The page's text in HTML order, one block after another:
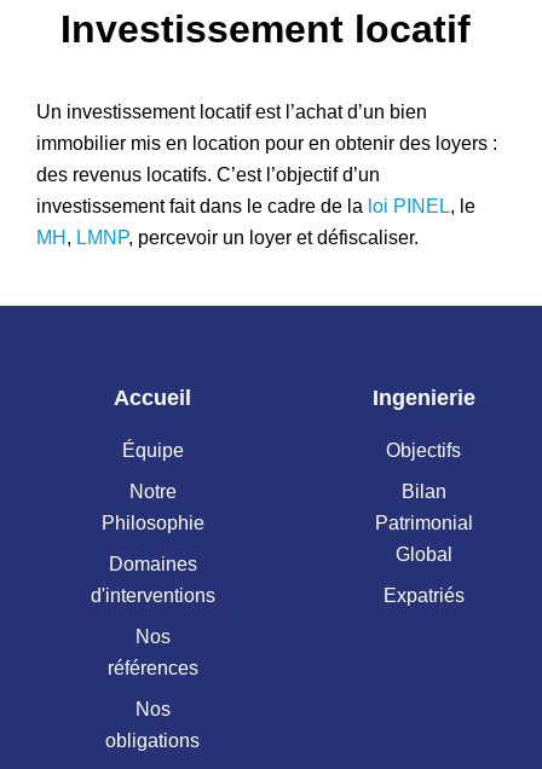
Patrimoine
Investissement locatif
Un investissement locatif est l’achat d’un bien
immobilier mis en location pour en obtenir des loyers :
des revenus locatifs. C’est l’objectif d’un
investissement fait dans le cadre de la loi PINEL, le
MH , LMNP, percevoir un loyer et défiscaliser.
Accueil
Équipe
Notre
Philosophie
Domaines
d'interventions
Nos
références
Nos
obligations
Ingenierie
Objectifs
Bilan
Patrimonial
Global
Expatriés